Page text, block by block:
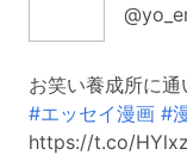
お笑い養成所に
#エッセイ漫画 #
https://t.co/